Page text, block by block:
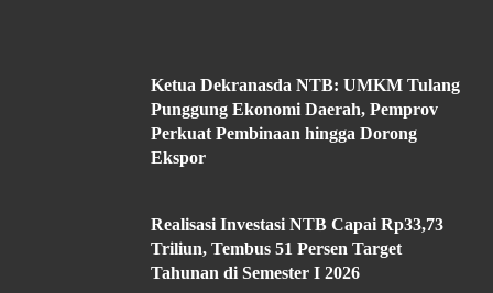
Ketua Dekranasda NTB: UMKM Tulang
Punggung Ekonomi Daerah, Pemprov
Perkuat Pembinaan hingga Dorong
Ekspor
Realisasi Investasi NTB Capai Rp33,73
Triliun, Tembus 51 Persen Target
Tahunan di Semester I 2026